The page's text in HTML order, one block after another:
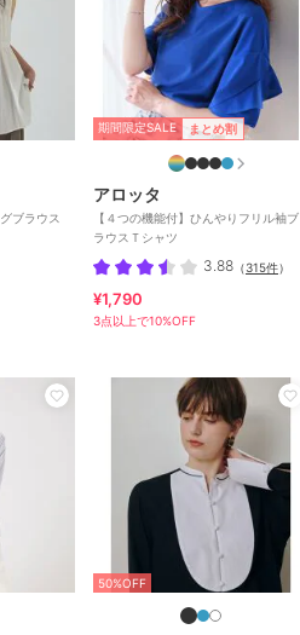
ブラウス
期間限定SALE まとめ割
アロッタ
【４つの機能付】ひんやりフリル袖ブ
ラウスＴシャツ
3.88 （315件）
¥1,790
3点以上で10%OFF
50%OFF